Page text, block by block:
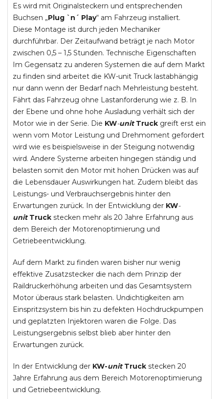
Es wird mit Originalsteckern und entsprechenden
Buchsen „Plug `n´ Play“ am Fahrzeug installiert.
Diese Montage ist durch jeden Mechaniker
durchführbar. Der Zeitaufwand beträgt je nach Motor
zwischen 0,5 – 1,5 Stunden. Technische Eigenschaften
Im Gegensatz zu anderen Systemen die auf dem Markt
zu finden sind arbeitet die KW-unit Truck lastabhängig
nur dann wenn der Bedarf nach Mehrleistung besteht.
Fährt das Fahrzeug ohne Lastanforderung wie z. B. In
der Ebene und ohne hohe Ausladung verhält sich der
Motor wie in der Serie. Die KW-unit Truck greift erst ein
wenn vom Motor Leistung und Drehmoment gefordert
wird wie es beispielsweise in der Steigung notwendig
wird. Andere Systeme arbeiten hingegen ständig und
belasten somit den Motor mit hohen Drücken was auf
die Lebensdauer Auswirkungen hat. Zudem bleibt das
Leistungs- und Verbrauchsergebnis hinter den
Erwartungen zurück. In der Entwicklung der KW-
unit Truck stecken mehr als 20 Jahre Erfahrung aus
dem Bereich der Motorenoptimierung und
Getriebeentwicklung.
Auf dem Markt zu finden waren bisher nur wenig
effektive Zusatzstecker die nach dem Prinzip der
Raildruckerhöhung arbeiten und das Gesamtsystem
Motor überaus stark belasten. Undichtigkeiten am
Einspritzsystem bis hin zu defekten Hochdruckpumpen
und geplatzten Injektoren waren die Folge. Das
Leistungsergebnis selbst blieb aber hinter den
Erwartungen zurück.
In der Entwicklung der KW-unitTruck stecken 20
Jahre Erfahrung aus dem Bereich Motorenoptimierung
und Getriebeentwicklung.